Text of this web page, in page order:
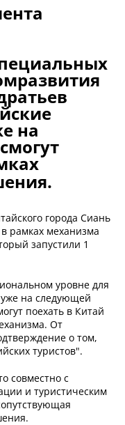
на
города Сиань
рамках механизма
запустили 1
уровне для
уже на следующей
поехать в Китай
От
о том,
туристов".
совместно с
и туристическим